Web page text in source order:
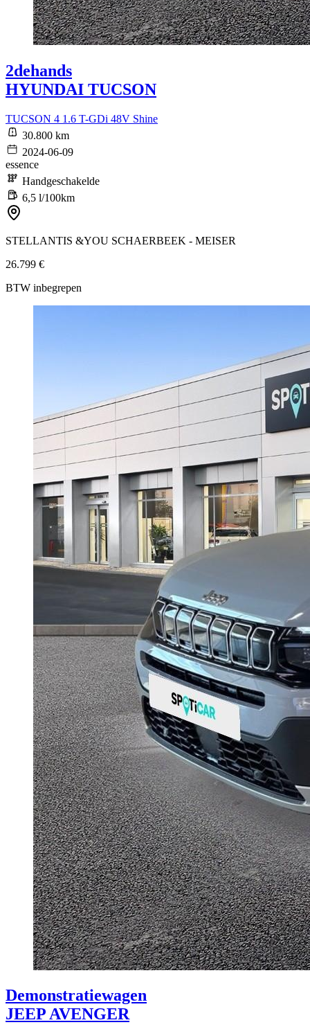
2dehands
HYUNDAI TUCSON
TUCSON 4 1.6 T-GDi 48V Shine
30.800 km
2024-06-09
essence
Handgeschakelde
6,5 l/100km
STELLANTIS &YOU SCHAERBEEK - MEISER
26.799 €
BTW inbegrepen
Demonstratiewagen
JEEP AVENGER